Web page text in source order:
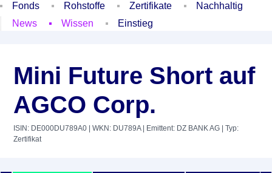
Fonds
Rohstoffe Zertifikate
Nachhaltig
News
Wissen Einstieg
Mini Future Short auf
AGCO Corp.
ISIN: DE000DU789A0 | WKN: DU789A| Emittent: DZ BANK AG | Typ:
Zertifikat